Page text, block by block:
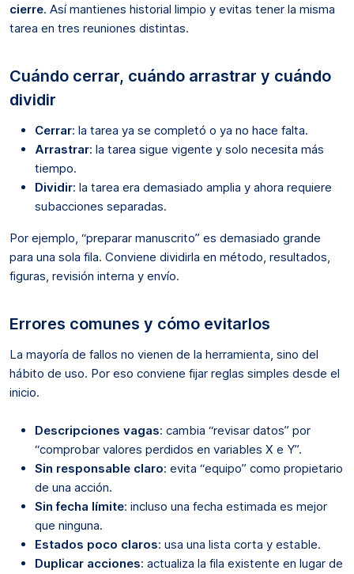
cierre. Así mantienes historial limpio y evitas tener la misma
tarea en tres reuniones distintas.
Cuándo cerrar, cuándo arrastrar y cuándo
dividir
Cerrar: la tarea ya se completó o ya no hace falta.
Arrastrar: la tarea sigue vigente y solo necesita más
tiempo.
Dividir: la tarea era demasiado amplia y ahora requiere
subacciones separadas.
Por ejemplo, “preparar manuscrito” es demasiado grande
para una sola fila. Conviene dividirla en método, resultados,
figuras, revisión interna y envío.
Errores comunes y cómo evitarlos
La mayoría de fallos no vienen de la herramienta, sino del
hábito de uso. Por eso conviene fijar reglas simples desde el
inicio.
Descripciones vagas: cambia “revisar datos” por
“comprobar valores perdidos en variables X e Y”.
Sin responsable claro: evita “equipo” como propietario
de una acción.
Sin fecha límite: incluso una fecha estimada es mejor
que ninguna.
Estados poco claros: usa una lista corta y estable.
Duplicar acciones: actualiza la fila existente en lugar de